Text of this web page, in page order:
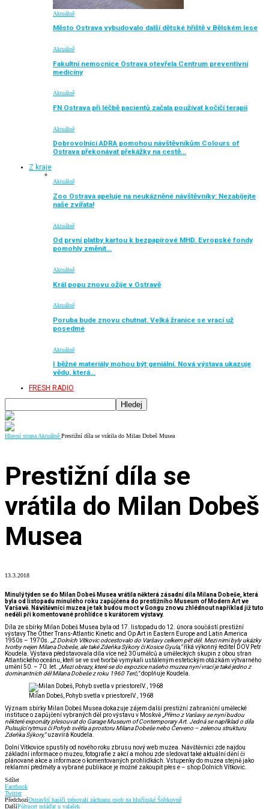
Aktuálně
Město Ostrava vybudovalo další dětské hřiště v Bělském lese
Aktuálně
Fakultní nemocnice Ostrava otevřela Centrum preventivní
medicíny
Aktuálně
FN Ostrava při léčbě pacientů začala používat kočičí terapii
Aktuálně
Dobrovolníci ADRA pomohou návštěvníkům Colours of
Ostrava překonávat překážky na cestě…
Z kraje
Aktuálně
Zoo Ostrava apeluje na neukázněné návštěvníky: Nezabíjejte
naše zvířata!
Aktuálně
Od první platby kartou k bezpapírové MHD. Evropské fondy
pomohly změnit…
Aktuálně
Král popu znovu ožije v Ostravě
Aktuálně
Poruba bude znovu chutnat. Velká žranice se vrací už
posedmé
Aktuálně
I běžné materiály mohou být geniální. Nová výstava ukazuje
vědu, která…
FRESH RADIO
Hlavní strana Aktuálně Prestižní díla se vrátila do Milan Dobeš Musea
Prestižní díla se
vrátila do Milan Dobeš
Musea
13.3.2018
Minulý týden se do Milan Dobeš Musea vrátila některá zásadní díla Milana Dobeše, která
byla od listopadu minulého roku zapůjčena do prestižního Museum of Modern Art ve
Varšavě. Návštěvníci muzea je tak budou moct v Gongu znovu zhlédnout například již tuto
neděli při komentované prohlídce s kurátorem výstavy.
Díla ze sbírky Milan Dobeš Musea byla od 17. listopadu do 12. února součástí prestižní
výstavy The Other Trans-Atlantic Kinetic and Op Art in Eastern Europe and Latin America
1950s – 1970s. „Z Dolních Vítkovic odcestovalo do Varšavy celkem pět děl. Mezi nimi byly ukázky
tvorby nejen Milana Dobeše, ale také Zdeňka Sýkory či Kosice Gyula,“říká výkonný ředitel DOV Petr
Koudela. Výstava představovala díla více než 30 umělců a uměleckých skupin z obou stran
Atlantického oceánu, kteří se ve své tvorbě vymykali ustáleným estetickým otázkám výtvarného
umění 50. – 70. let. „Mezi obrazy, které se do expozice našeho muzea nyní vrací je také jedno z
dominantních děl Milana Dobeše z roku 1960 Terč,“doplňuje Koudela.
Milan Dobeš, Pohyb svetla v priestoreIV., 1968
Význam sbírky Milan Dobeš Musea dokazuje zájem další prestižní zahraniční umělecké
instituce o zapůjčení vybraných děl pro výstavu v Moskvě„Přímo z Varšavy se nyní budou
některé exponáty přesouvat do Garage Museum of Contemporary Art. Jedná se například o díla
Pulsující rytmus či Pohyb světla a prostoru Milana Dobeše nebo Červeno – zelenou strukturu
Zdeňka Sýkory,“uzavírá Koudela.
Dolní Vítkovice spustily od nového roku zbrusu nový web muzea. Návštěvníci zde najdou
základní informace o muzeu, fotografie z akcí a mohou zde sledovat také aktuální dění či
plánované akce a informace o komentovaných prohlídkách. Vstupenky do muzea stejně jako
reklamní předměty a vybrané publikace je možné zakoupit přes e – shop Dolních Vítkovic.
Sdílet
Facebook
Twitter
PředchozíOstravští hasiči trénovali záchranu osob na hlučínské Štěrkovně
DalšíPůltucet mláďat u valašek